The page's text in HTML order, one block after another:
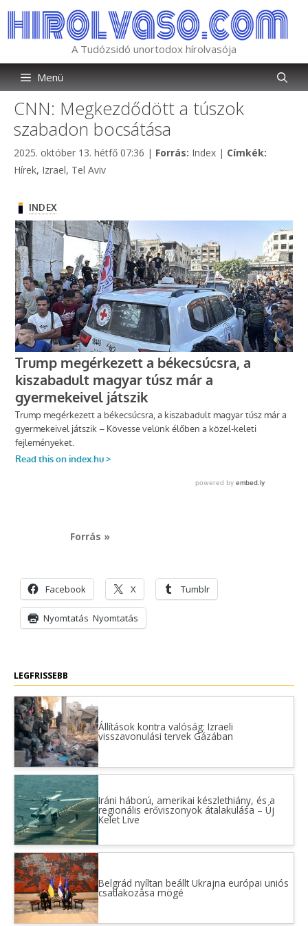
tartalomba
A Tudózsidó unortodox hírolvasója
Menü
CNN: Megkezdődött a túszok
szabadon bocsátása
2025. október 13. hétfő 07:36 | Forrás: Kategória
Index | Címkék:
Hírek, Izrael, Tel Aviv
Forrás »
Facebook X Tumblr
Nyomtatás Nyomtatás
LEGFRISSEBB
Állítások kontra valóság: Izraeli
visszavonulási tervek Gázában
Iráni háború, amerikai készlethiány, és a
regionális erőviszonyok átalakulása – Új
Kelet Live
Belgrád nyíltan beállt Ukrajna európai uniós
csatlakozása mögé